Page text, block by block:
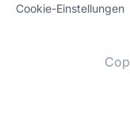
Website
[Website
Cookie-Einstellungen